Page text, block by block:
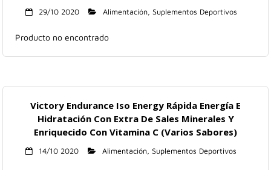
Telefonía
Stanley
libros
29/10 2020 Alimentación, Suplementos Deportivos
Producto no encontrado
Victory Endurance Iso Energy Rápida Energía E
Hidratación Con Extra De Sales Minerales Y
Enriquecido Con Vitamina C (Varios Sabores)
14/10 2020 Alimentación, Suplementos Deportivos